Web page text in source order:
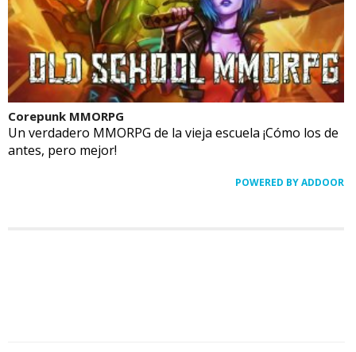
Corepunk MMORPG
Un verdadero MMORPG de la vieja escuela ¡Cómo los de
antes, pero mejor!
POWERED BY ADDOOR